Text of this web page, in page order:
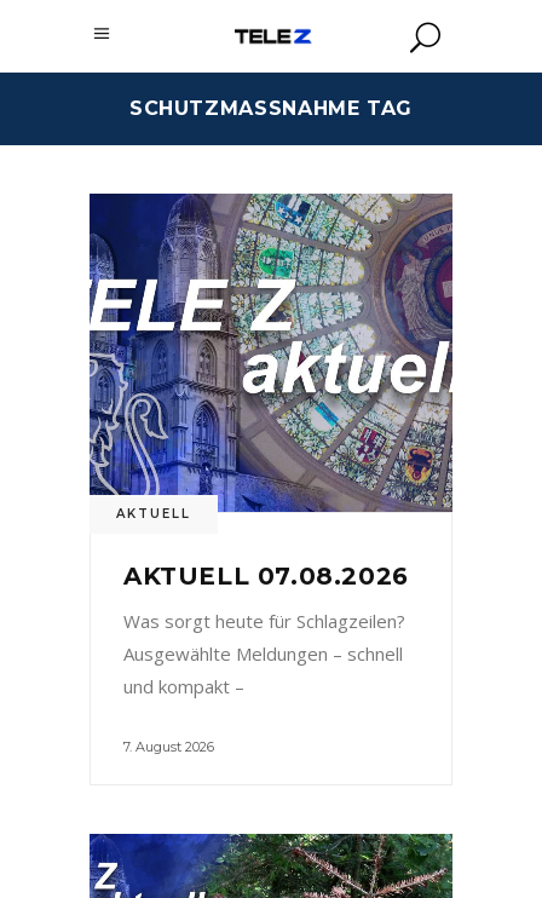
SCHUTZMASSNAHME TAG
AKTUELL
AKTUELL 07.08.2026
Was sorgt heute für Schlagzeilen?
Ausgewählte Meldungen – schnell
und kompakt –
7. August 2026